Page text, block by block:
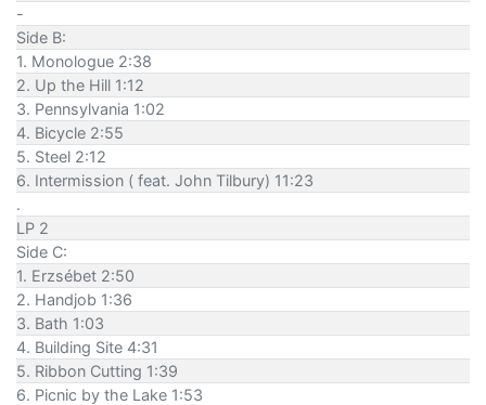
-
Side B:
1. Monologue 2:38
2. Up the Hill 1:12
3. Pennsylvania 1:02
4. Bicycle 2:55
5. Steel 2:12
6. Intermission ( feat. John Tilbury) 11:23
.
LP 2
Side C:
1. Erzsébet 2:50
2. Handjob 1:36
3. Bath 1:03
4. Building Site 4:31
5. Ribbon Cutting 1:39
6. Picnic by the Lake 1:53